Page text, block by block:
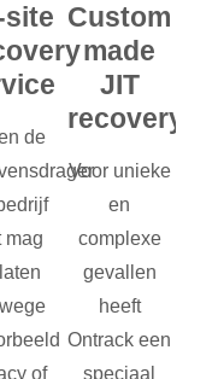
site
de
mag
of
Custom
made
JIT
recovery
Voor unieke
en
complexe
gevallen
heeft
Ontrack een
speciaal